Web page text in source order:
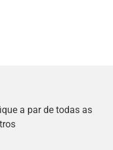
a par de todas as